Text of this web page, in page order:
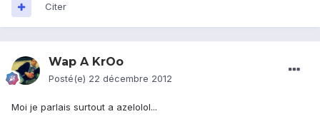
Citer
Wap A KrOo
Posté(e) 22 décembre 2012
Moi je parlais surtout a azelolol...